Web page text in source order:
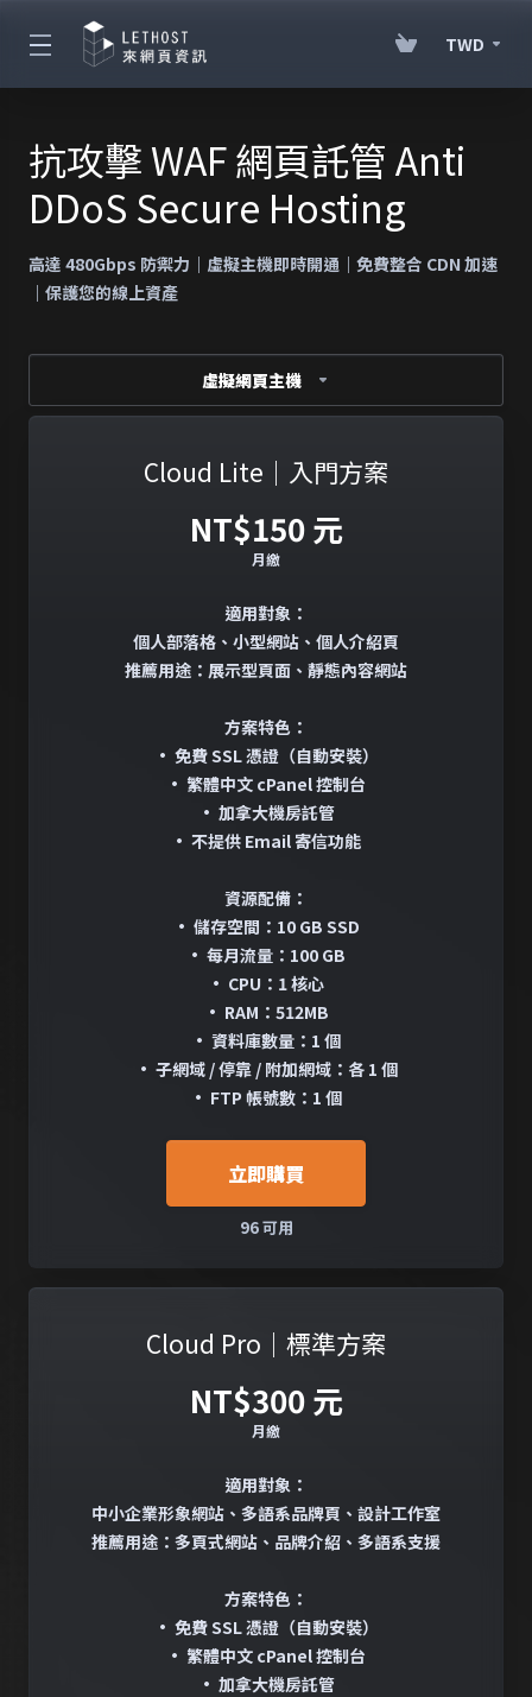
TWD
抗攻擊 WAF 網頁託管 Anti
DDoS Secure Hosting
高達 480Gbps 防禦力｜虛擬主機即時開通｜免費整合 CDN 加速
｜保護您的線上資產
虛擬網頁主機
Cloud Lite｜入門方案
NT$150 元
月繳
適用對象：
個人部落格、小型網站、個人介紹頁
推薦用途：展示型頁面、靜態內容網站
方案特色：
• 免費 SSL 憑證（自動安裝）
• 繁體中文 cPanel 控制台
• 加拿大機房託管
• 不提供 Email 寄信功能
資源配備：
• 儲存空間：10 GB SSD
• 每月流量：100 GB
• CPU：1 核心
• RAM：512MB
• 資料庫數量：1 個
• 子網域 / 停靠 / 附加網域：各 1 個
• FTP 帳號數：1 個
立即購買
96 可用
Cloud Pro｜標準方案
NT$300 元
月繳
適用對象：
中小企業形象網站、多語系品牌頁、設計工作室
推薦用途：多頁式網站、品牌介紹、多語系支援
方案特色：
• 免費 SSL 憑證（自動安裝）
• 繁體中文 cPanel 控制台
• 加拿大機房託管